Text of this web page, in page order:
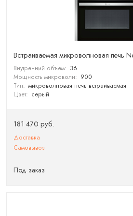
Встраиваемая микроволновая печь
Внутренний объем: 36
Мощность микроволн: 900
Тип: микроволновая печь встраиваемая
Цвет: серый
181 470 руб.
Доставка
Самовывоз
Под заказ